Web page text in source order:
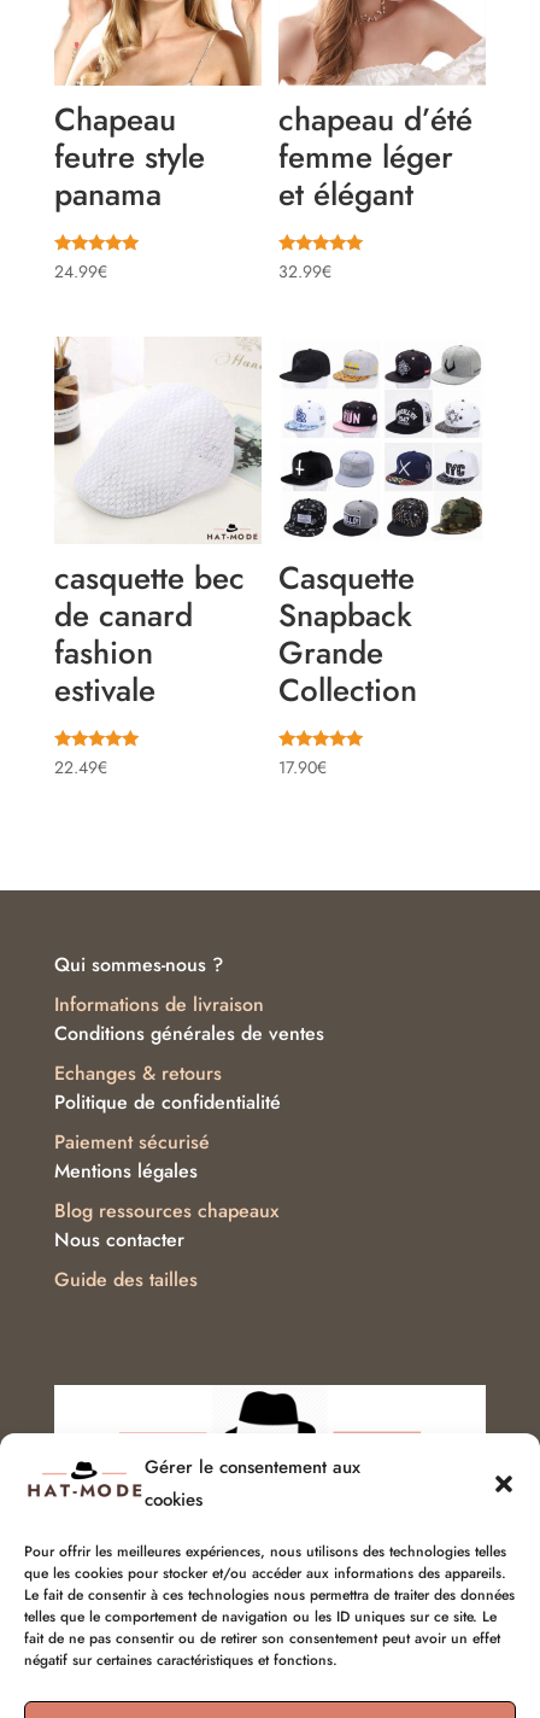
Gérer le consentement aux
cookies
Pour offrir les meilleures expériences, nous utilisons des technologies telles
que les cookies pour stocker et/ou accéder aux informations des appareils.
Le fait de consentir à ces technologies nous permettra de traiter des données
telles que le comportement de navigation ou les ID uniques sur ce site. Le
fait de ne pas consentir ou de retirer son consentement peut avoir un effet
négatif sur certaines caractéristiques et fonctions.
Chapeau
feutre style
panama
Note
5.00
24.99€
chapeau d’été
femme léger
et élégant
Note
5.00
32.99€
casquette bec
de canard
fashion
estivale
Note
5.00
22.49€
Casquette
Snapback
Grande
Collection
Note
5.00
17.90€
Qui sommes-nous ?
Conditions générales de ventes
Politique de confidentialité
Mentions légales
Nous contacter
Informations de livraison
Echanges & retours
Paiement sécurisé
Blog ressources chapeaux
Guide des tailles
Service client :
06 51 04 04 85
chapellerie@hat-mode.com